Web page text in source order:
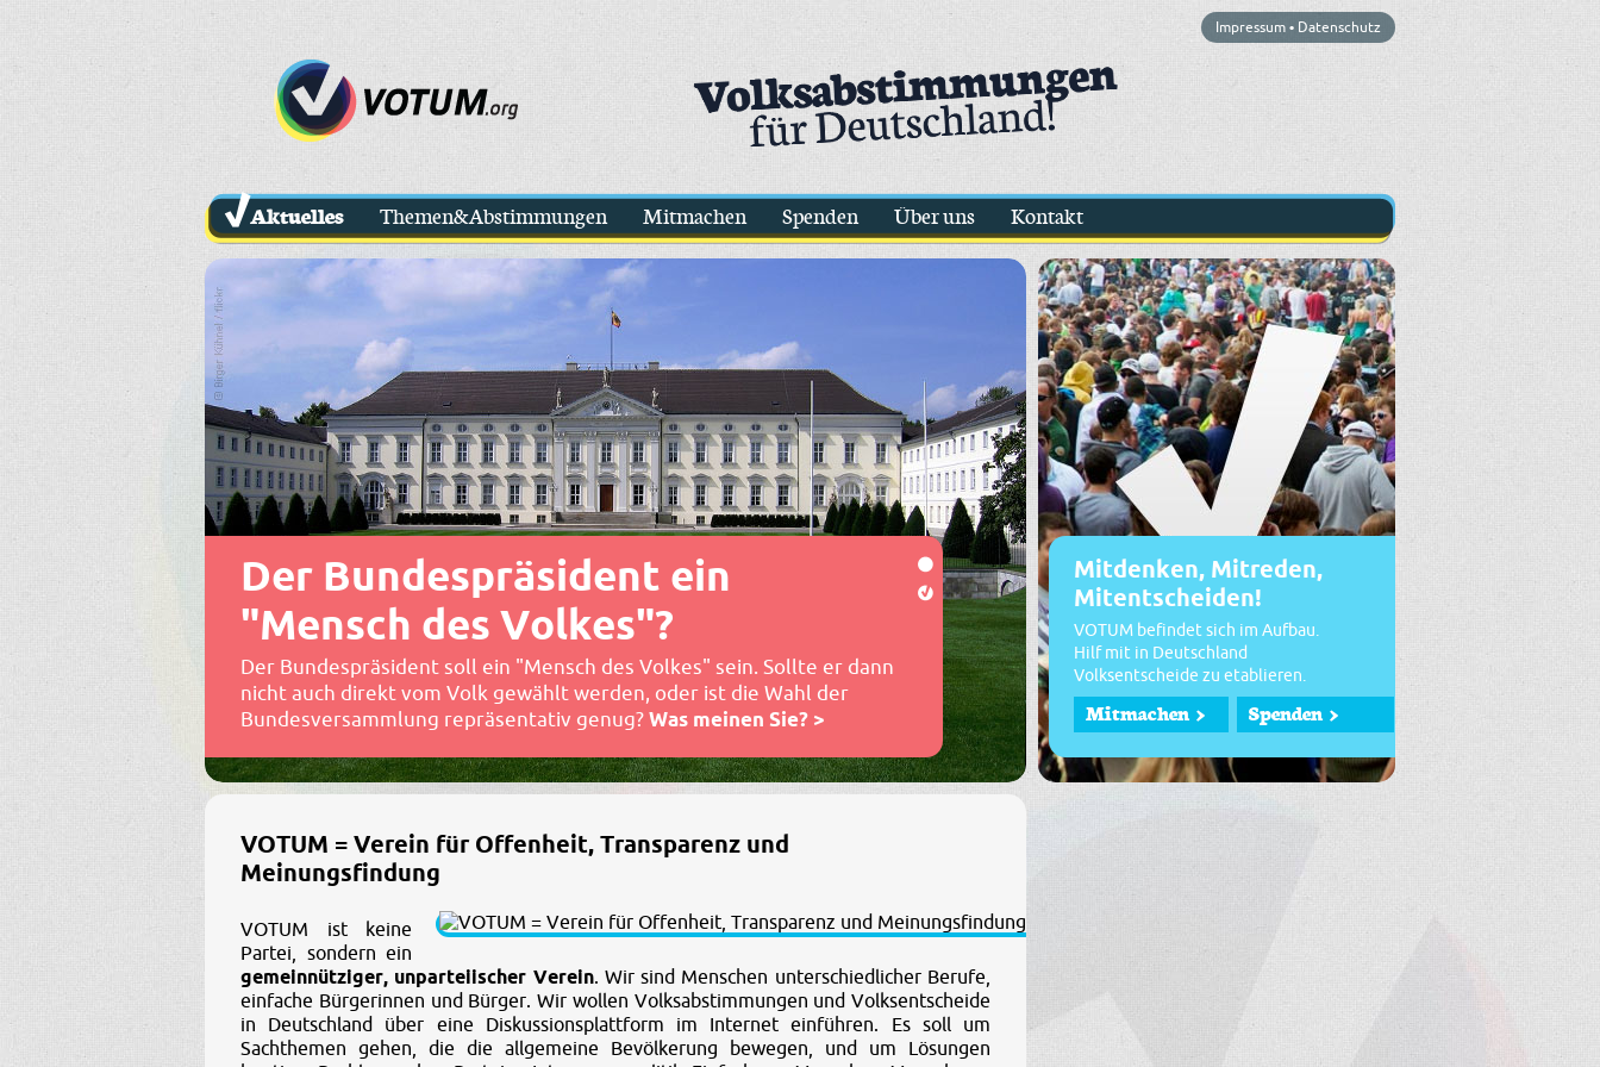
Impressum • Datenschutz
Aktuelles Themen&Abstimmungen Mitmachen Spenden Über uns Kontakt
Der Bundespräsident ein
"Mensch des Volkes"?
Der Bundespräsident soll ein "Mensch des Volkes" sein. Sollte er dann
nicht auch direkt vom Volk gewählt werden, oder ist die Wahl der
Bundesversammlung repräsentativ genug? Was meinen Sie? >
VOTUM = Verein für Offenheit, Transparenz und
Meinungsfindung
VOTUM ist keine
Partei, sondern ein
gemeinnütziger, unparteiischer Verein. Wir sind Menschen unterschiedlicher Berufe,
einfache Bürgerinnen und Bürger. Wir wollen Volksabstimmungen und Volksentscheide
in Deutschland über eine Diskussionsplattform im Internet einführen. Es soll um
Sachthemen gehen, die die allgemeine Bevölkerung bewegen, und um Lösungen
Mitdenken, Mitreden,
Mitentscheiden!
VOTUM befindet sich im Aufbau.
Hilf mit in Deutschland
Volksentscheide zu etablieren.
Mitmachen > Spenden >